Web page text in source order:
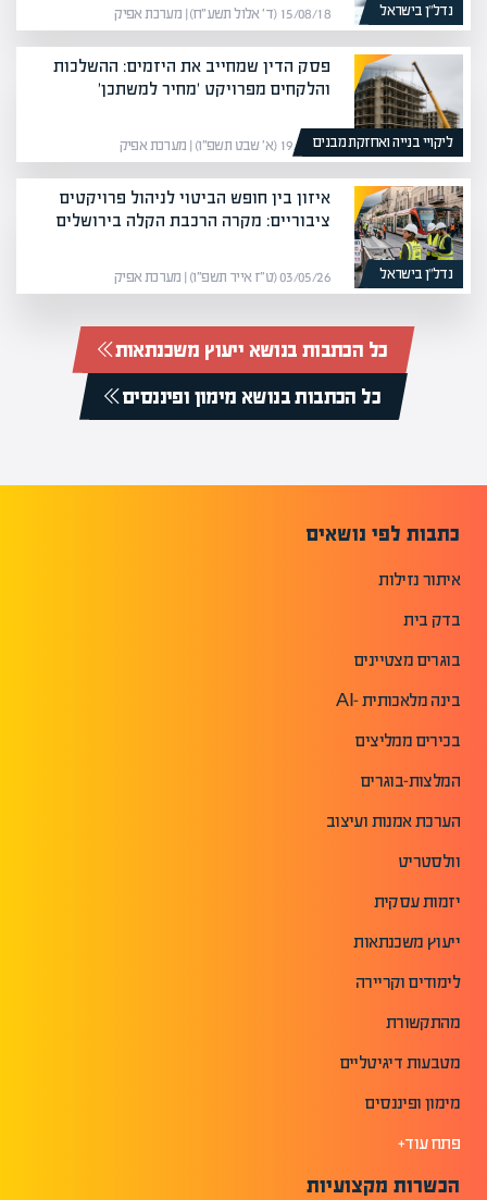
נדל”ן בישראל 15/08/18 (ד׳ אלול תשע״ח) | מערכת אפיק
ליקויי בנייה ואחזקת מבנים
פסק הדין שמחייב את היזמים: ההשלכות
והלקחים מפרויקט 'מחיר למשתכן'
19/01/26 (א׳ שבט תשפ״ו) | מערכת אפיק
נדל”ן בישראל
איזון בין חופש הביטוי לניהול פרויקטים
ציבוריים: מקרה הרכבת הקלה בירושלים
03/05/26 (ט״ז אייר תשפ״ו) | מערכת אפיק
כל הכתבות בנושא ייעוץ משכנתאות
כל הכתבות בנושא מימון ופיננסים
כתבות לפי נושאים
איתור נזילות
בדק בית
בוגרים מצטיינים
בינה מלאכותית -AI
בכירים ממליצים
המלצות-בוגרים
הערכת אמנות ועיצוב
וולסטריט
יזמות עסקית
ייעוץ משכנתאות
לימודים וקריירה
מהתקשורת
מטבעות דיגיטליים
מימון ופיננסים
פתח עוד+
הכשרות מקצועיות